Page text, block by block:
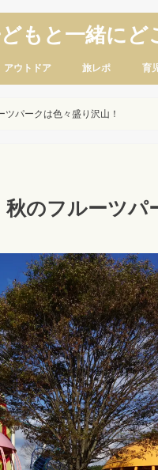
もと一緒にど
アウトドア 旅レポ 育
ツパークは色々盛り沢山！
秋のフルーツパ